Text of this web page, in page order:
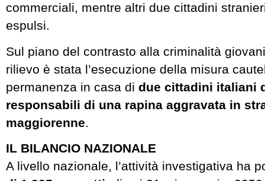
commerciali, mentre altri due cittadini
espulsi.
Sul piano del contrasto alla criminalità
rilievo è stata l’esecuzione della misura
permanenza in casa di due cittadini italiani
responsabili di una rapina aggravata in
maggiorenne.
IL BILANCIO NAZIONALE
A livello nazionale, l’attività investigativa ha